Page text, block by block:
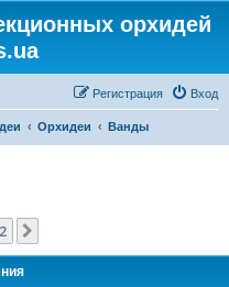
орхидей
Вход
Регистрация
Орхидеи Ванды
2